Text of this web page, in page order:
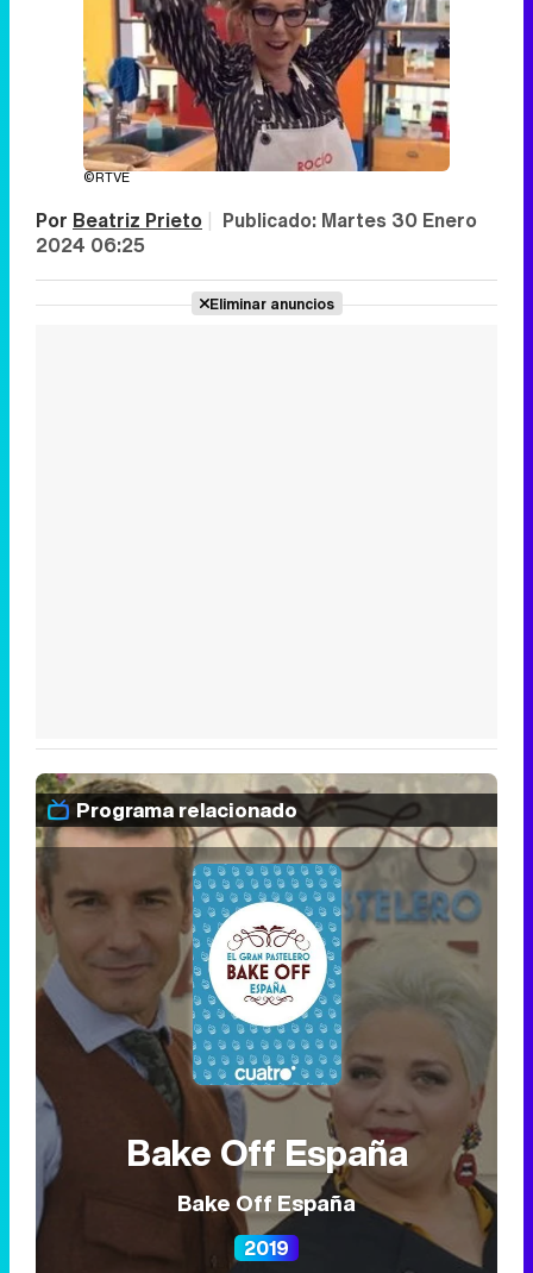
©RTVE
Por Beatriz Prieto | Publicado: Martes 30 Enero
2024 06:25
Eliminar anuncios
Programa relacionado
Bake Off España
Bake Off España
2019